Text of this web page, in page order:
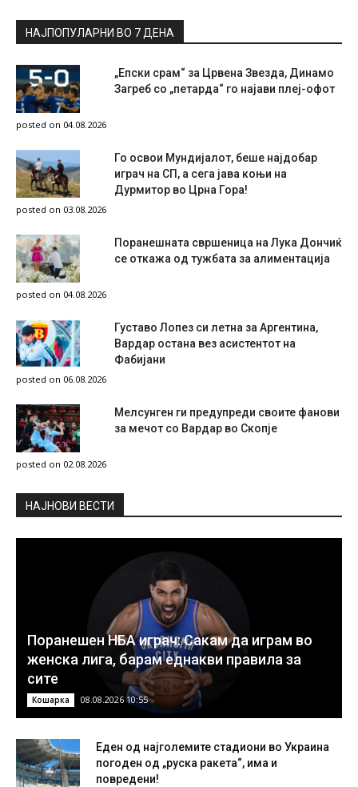
НАЈПОПУЛАРНИ ВО 7 ДЕНА
„Епски срам“ за Црвена Звезда, Динамо
Загреб со „петарда“ го најави плеј-офот
posted on 04.08.2026
Го освои Мундијалот, беше најдобар
играч на СП, а сега јава коњи на
Дурмитор во Црна Гора!
posted on 03.08.2026
Поранешната свршеница на Лука Дончиќ
се откажа од тужбата за алиментација
posted on 04.08.2026
Густаво Лопез си летна за Аргентина,
Вардар остана вез асистентот на
Фабијани
posted on 06.08.2026
Мелсунген ги предупреди своите фанови
за мечот со Вардар во Скопје
posted on 02.08.2026
НAЈНОВИ ВЕСТИ
Поранешен НБА играч: Сакам да играм во
женска лига, барам еднакви правила за
сите
Кошарка 08.08.2026 10:55
Еден од најголемите стадиони во Украина
погоден од „руска ракета“, има и
повредени!